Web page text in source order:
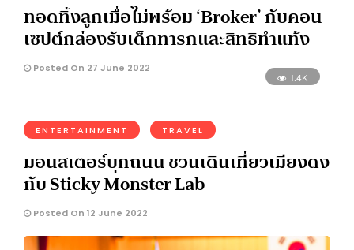
ทอดทิ้งลูกเมื่อไม่พร้อม ‘Broker’ กับคอน
เซปต์กล่องรับเด็กทารกและสิทธิทำแท้ง
Posted On 27 June 2022
1.4K
ENTERTAINMENT TRAVEL
มอนสเตอร์บุกถนน ชวนเดินเที่ยวเมียงดง
กับ Sticky Monster Lab
Posted On 12 June 2022